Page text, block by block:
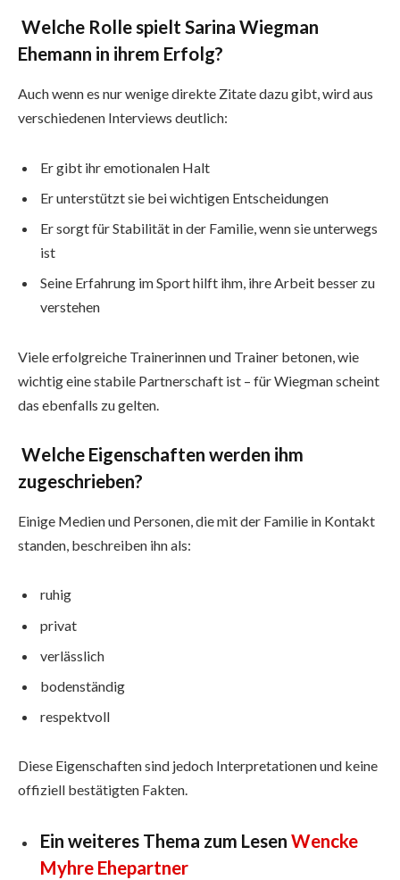
Welche Rolle spielt Sarina Wiegman
Ehemann in ihrem Erfolg?
Auch wenn es nur wenige direkte Zitate dazu gibt, wird aus
verschiedenen Interviews deutlich:
Er gibt ihr emotionalen Halt
Er unterstützt sie bei wichtigen Entscheidungen
Er sorgt für Stabilität in der Familie, wenn sie unterwegs
ist
Seine Erfahrung im Sport hilft ihm, ihre Arbeit besser zu
verstehen
Viele erfolgreiche Trainerinnen und Trainer betonen, wie
wichtig eine stabile Partnerschaft ist – für Wiegman scheint
das ebenfalls zu gelten.
Welche Eigenschaften werden ihm
zugeschrieben?
Einige Medien und Personen, die mit der Familie in Kontakt
standen, beschreiben ihn als:
ruhig
privat
verlässlich
bodenständig
respektvoll
Diese Eigenschaften sind jedoch Interpretationen und keine
offiziell bestätigten Fakten.
Ein weiteres Thema zum Lesen Wencke
Myhre Ehepartner